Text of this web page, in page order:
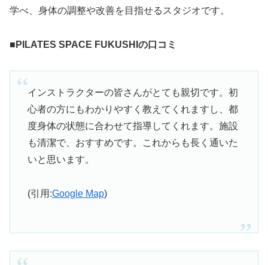
学べ、身体の調整や改善を目指せるスタジオです。
■ PILATES SPACE FUKUSHIの口コミ
インストラクターの皆さんがとても親切です。初
心者の方にもわかりやすく教えてくれますし、都
度身体の状態に合わせて指導してくれます。施設
も清潔で、おすすめです。これからも長く通いた
いと思います。
(引用:Google Map)